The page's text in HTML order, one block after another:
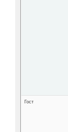
Гост